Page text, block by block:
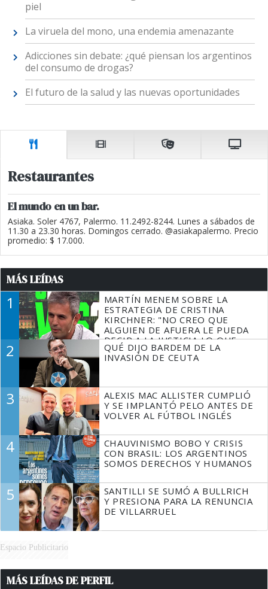
piel
La viruela del mono, una endemia amenazante
Adicciones sin debate: ¿qué piensan los argentinos
del consumo de drogas?
El futuro de la salud y las nuevas oportunidades
Restaurantes
El mundo en un bar.
Asiaka. Soler 4767, Palermo. 11.2492-8244. Lunes a sábados de
11.30 a 23.30 horas. Domingos cerrado. @asiakapalermo. Precio
promedio: $ 17.000.
MÁS LEÍDAS
1
MARTÍN MENEM SOBRE LA
ESTRATEGIA DE CRISTINA
KIRCHNER: "NO CREO QUE
ALGUIEN DE AFUERA LE PUEDA
DECIR A LA JUSTICIA LO QUE
TIENE QUE HACER"
2
QUÉ DIJO BARDEM DE LA
INVASIÓN DE CEUTA
3
ALEXIS MAC ALLISTER CUMPLIÓ
Y SE IMPLANTÓ PELO ANTES DE
VOLVER AL FÚTBOL INGLÉS
4
CHAUVINISMO BOBO Y CRISIS
CON BRASIL: LOS ARGENTINOS
SOMOS DERECHOS Y HUMANOS
5
SANTILLI SE SUMÓ A BULLRICH
Y PRESIONA PARA LA RENUNCIA
DE VILLARRUEL
Espacio Publicitario
MÁS LEÍDAS DE PERFIL